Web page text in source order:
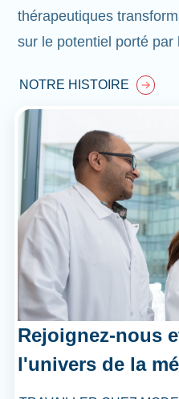
thérapeutiques
sur le potentiel porté par
NOTRE HISTOIRE
Rejoignez-nous
l'univers de la